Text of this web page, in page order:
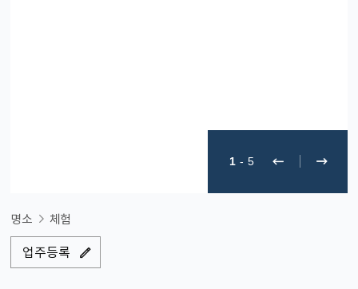
1 - 5
명소 체험
업주등록